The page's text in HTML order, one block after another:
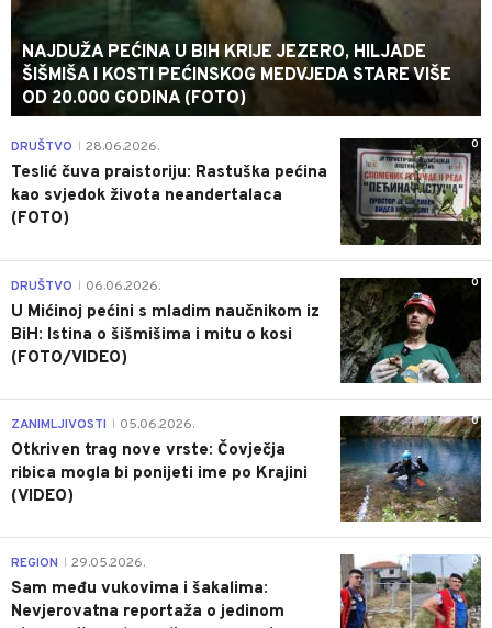
NAJDUŽA PEĆINA U BIH KRIJE JEZERO, HILJADE
ŠIŠMIŠA I KOSTI PEĆINSKOG MEDVJEDA STARE VIŠE
OD 20.000 GODINA (FOTO)
0
DRUŠTVO 28.06.2026.
Teslić čuva praistoriju: Rastuška pećina
kao svjedok života neandertalaca
(FOTO)
0
DRUŠTVO 06.06.2026.
U Mićinoj pećini s mladim naučnikom iz
BiH: Istina o šišmišima i mitu o kosi
(FOTO/VIDEO)
0
ZANIMLJIVOSTI 05.06.2026.
Otkriven trag nove vrste: Čovječja
ribica mogla bi ponijeti ime po Krajini
(VIDEO)
0
REGION 29.05.2026.
Sam među vukovima i šakalima:
Nevjerovatna reportaža o jedinom